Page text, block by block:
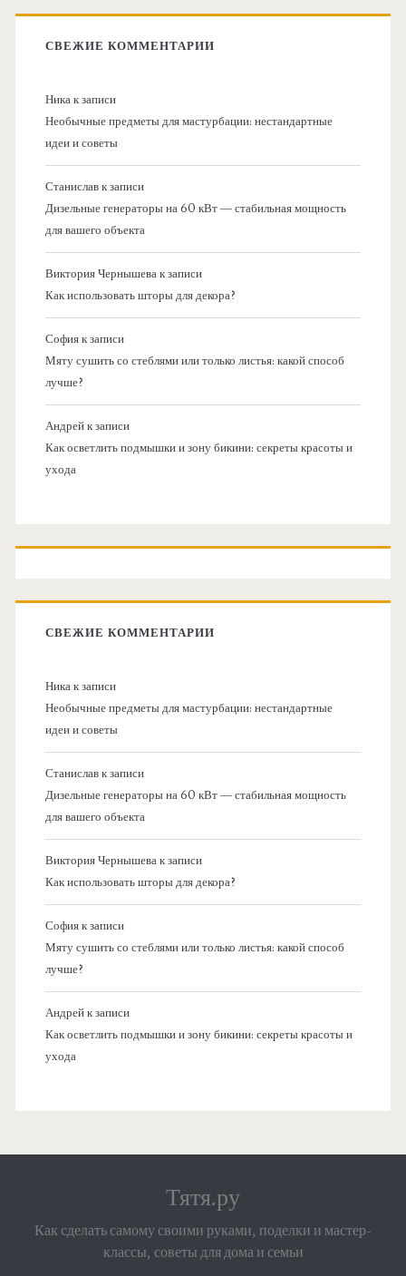
СВЕЖИЕ КОММЕНТАРИИ
Никак записи
Необычные предметы для мастурбации: нестандартные
идеи и советы
Станиславк записи
Дизельные генераторы на 60 кВт — стабильная мощность
для вашего объекта
Виктория Чернышевак записи
Как использовать шторы для декора?
Софияк записи
Мяту сушить со стеблями или только листья: какой способ
лучше?
Андрейк записи
Как осветлить подмышки и зону бикини: секреты красоты и
ухода
СВЕЖИЕ КОММЕНТАРИИ
Никак записи
Необычные предметы для мастурбации: нестандартные
идеи и советы
Станиславк записи
Дизельные генераторы на 60 кВт — стабильная мощность
для вашего объекта
Виктория Чернышевак записи
Как использовать шторы для декора?
Софияк записи
Мяту сушить со стеблями или только листья: какой способ
лучше?
Андрейк записи
Как осветлить подмышки и зону бикини: секреты красоты и
ухода
Тятя.ру
Как сделать самому своими руками, поделки и мастер-
классы, советы для дома и семьи